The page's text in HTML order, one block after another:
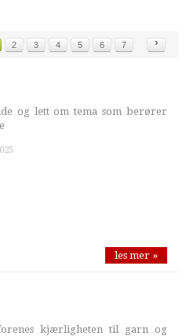
2 3 4 5 6 7 ›
og lett om tema som berører
les mer »
kjærligheten til garn og